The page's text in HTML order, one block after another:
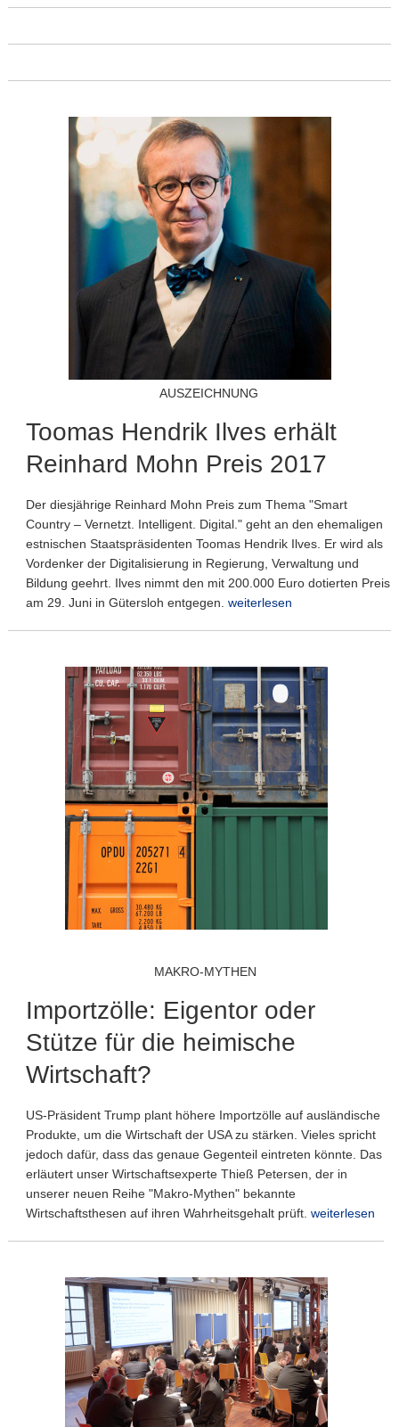
AUSZEICHNUNG
Toomas Hendrik Ilves erhält
Reinhard Mohn Preis 2017
Der diesjährige Reinhard Mohn Preis zum Thema "Smart
Country – Vernetzt. Intelligent. Digital." geht an den ehemaligen
estnischen Staatspräsidenten Toomas Hendrik Ilves. Er wird als
Vordenker der Digitalisierung in Regierung, Verwaltung und
Bildung geehrt. Ilves nimmt den mit 200.000 Euro dotierten Preis
am 29. Juni in Gütersloh entgegen. weiterlesen
MAKRO-MYTHEN
Importzölle: Eigentor oder
Stütze für die heimische
Wirtschaft?
US-Präsident Trump plant höhere Importzölle auf ausländische
Produkte, um die Wirtschaft der USA zu stärken. Vieles spricht
jedoch dafür, dass das genaue Gegenteil eintreten könnte. Das
erläutert unser Wirtschaftsexperte Thieß Petersen, der in
unserer neuen Reihe "Makro-Mythen" bekannte
Wirtschaftsthesen auf ihren Wahrheitsgehalt prüft. weiterlesen